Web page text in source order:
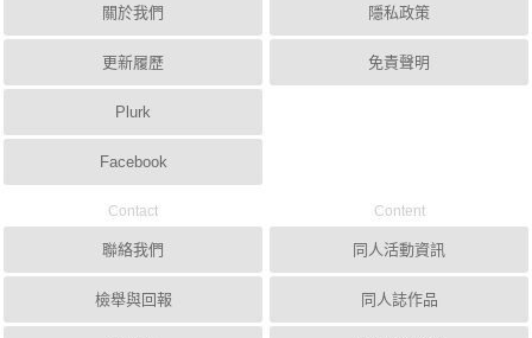
關於我們
更新履歷
Plurk
Facebook
隱私政策
免責聲明
Contact
聯絡我們
檢舉與回報
Content
同人活動資訊
同人誌作品